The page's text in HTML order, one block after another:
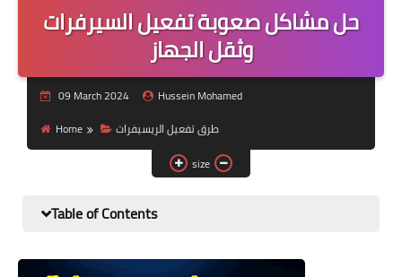
healthy nutrition
Physical exercise
Nutrition and lifestyle
Pregnancy and childbirth
Balanced diet
حل مشاكل صعوبة تفعيل السيرفرات
وثقل الجهاز
09 March 2024
Hussein Mohamed
Home
طرق تفعيل الريسيفرات
size
Table of Contents